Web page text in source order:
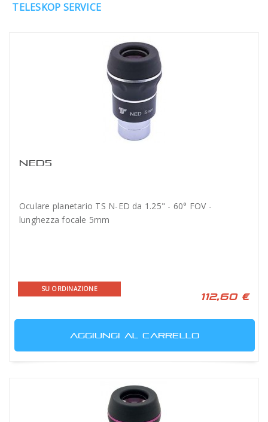
TELESKOP SERVICE
NED5
Oculare planetario TS N-ED da 1.25" - 60° FOV -
lunghezza focale 5mm
SU ORDINAZIONE
112,60 €
AGGIUNGI AL CARRELLO